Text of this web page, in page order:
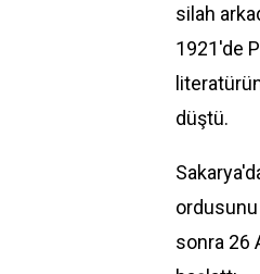
silah
1921'de
düştü.
ordusunu
sonra 26